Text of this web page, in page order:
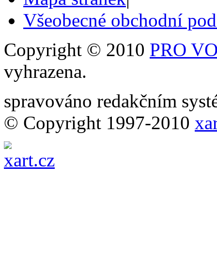
Všeobecné obchodní
Copyright © 2010 PRO
vyhrazena.
spravováno redakčním
© Copyright 1997-2010